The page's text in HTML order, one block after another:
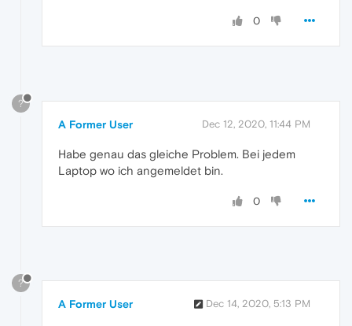
0
?
A Former User Dec 12, 2020, 11:44 PM
Habe genau das gleiche Problem. Bei jedem
Laptop wo ich angemeldet bin.
0
?
A Former User Dec 14, 2020, 5:13 PM